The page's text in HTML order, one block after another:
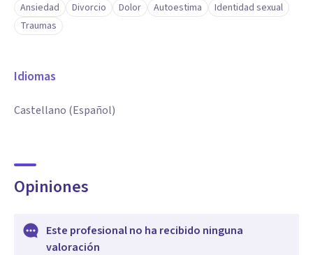
Ansiedad Divorcio Dolor Autoestima
Identidad sexual
Traumas
Idiomas
Castellano (Español)
Opiniones
Este profesional no ha recibido ninguna
valoración